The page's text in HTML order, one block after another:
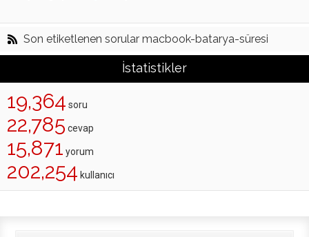
Son etiketlenen sorular macbook-batarya-süresi
İstatistikler
19,364 soru
22,785 cevap
15,871 yorum
202,254 kullanıcı